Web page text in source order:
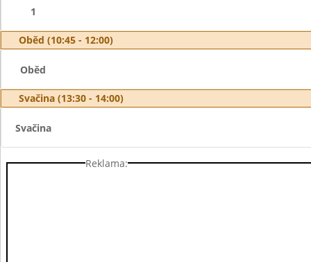
1
Oběd (10:45 - 12:00)
Oběd
Svačina (13:30 - 14:00)
Svačina
Reklama: